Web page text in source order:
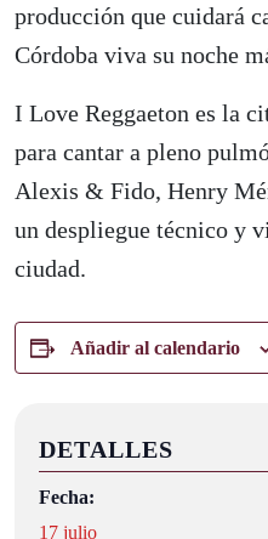
producción que cuidará
Córdoba viva su noche
I Love Reggaeton es la
para cantar a pleno
Alexis & Fido, Henry
un despliegue técnico y
ciudad.
Añadir al calendario
DETALLES
Fecha:
17 julio